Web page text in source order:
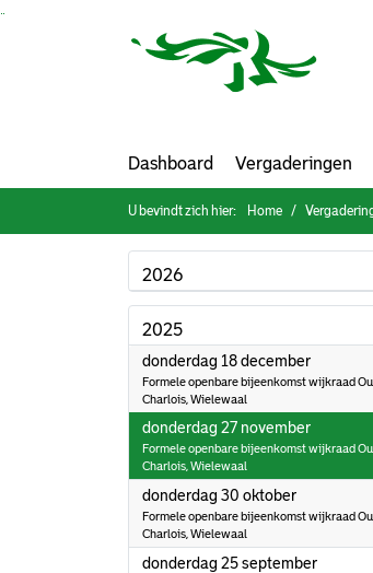
Ga naar de inhoud van deze pagina
Dashboard Vergaderingen
U bevindt zich hier: Home
2026
2025
donderdag 18 december2025
Formele openbare bijeenkomst wijkraad
Charlois, Wielewaal
donderdag 27 november2025
Formele openbare bijeenkomst wijkraad
Charlois, Wielewaal
donderdag 30 oktober2025
Formele openbare bijeenkomst wijkraad
Charlois, Wielewaal
donderdag 25 september2025